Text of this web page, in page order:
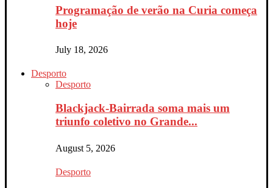
Programação de verão na Curia começa
hoje
July 18, 2026
Desporto
Desporto
Blackjack-Bairrada soma mais um
triunfo coletivo no Grande...
August 5, 2026
Desporto